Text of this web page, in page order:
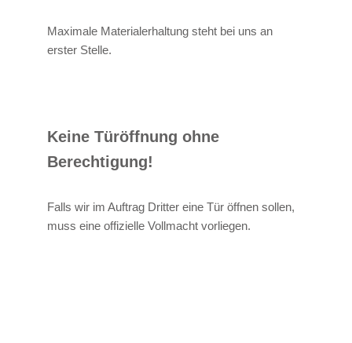
Maximale Materialerhaltung steht bei uns an
erster Stelle.
Keine Türöffnung ohne
Berechtigung!
Falls wir im Auftrag Dritter eine Tür öffnen sollen,
muss eine offizielle Vollmacht vorliegen.